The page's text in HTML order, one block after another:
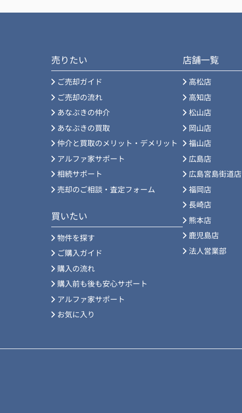
売りたい
ご売却ガイド
ご売却の流れ
あなぶきの仲介
あなぶきの買取
仲介と買取のメリット・デメリット
アルファ家サポート
相続サポート
売却のご相談・査定フォーム
買いたい
物件を探す
ご購入ガイド
購入の流れ
購入前も後も安心サポート
アルファ家サポート
お気に入り
店舗一覧
高松店
高知店
松山店
岡山店
福山店
広島店
広島宮島街道店
福岡店
長崎店
熊本店
鹿児島店
法人営業部